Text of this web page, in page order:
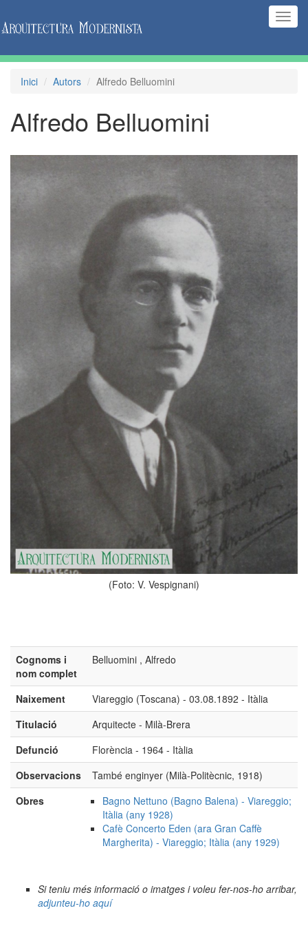
Inici Autors Alfredo Belluomini
Alfredo Belluomini
(Foto: V. Vespignani)
Cognoms i
nom complet
Belluomini , Alfredo
Naixement
Viareggio (Toscana) - 03.08.1892 - Itàlia
Titulació
Arquitecte - Milà-Brera
Defunció
Florència - 1964 - Itàlia
Observacions
També enginyer (Milà-Politècnic, 1918)
Obres
Bagno Nettuno (Bagno Balena) - Viareggio;
Itàlia (any 1928)
Cafè Concerto Eden (ara Gran Caffè
Margherita) - Viareggio; Itàlia (any 1929)
Si teniu més informació o imatges i voleu fer-nos-ho arribar,
adjunteu-ho aquí